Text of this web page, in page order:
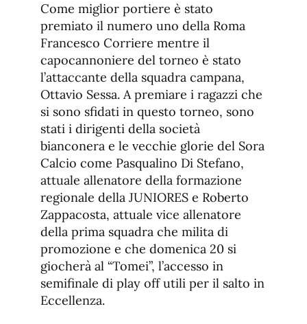
Come miglior portiere è stato
premiato il numero uno della Roma
Francesco Corriere mentre il
capocannoniere del torneo è stato
l’attaccante della squadra campana,
Ottavio Sessa. A premiare i ragazzi che
si sono sfidati in questo torneo, sono
stati i dirigenti della società
bianconera e le vecchie glorie del Sora
Calcio come Pasqualino Di Stefano,
attuale allenatore della formazione
regionale della JUNIORES e Roberto
Zappacosta, attuale vice allenatore
della prima squadra che milita di
promozione e che domenica 20 si
giocherà al “Tomei”, l’accesso in
semifinale di play off utili per il salto in
Eccellenza.